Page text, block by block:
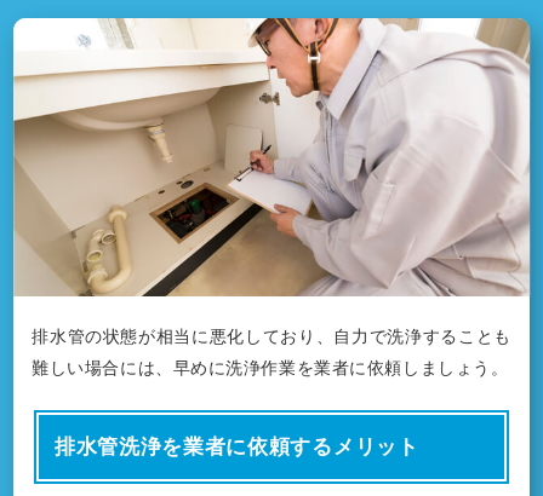
排水管の状態が相当に悪化しており、自力で洗浄することも
難しい場合には、早めに洗浄作業を業者に依頼しましょう。
排水管洗浄を業者に依頼するメリット